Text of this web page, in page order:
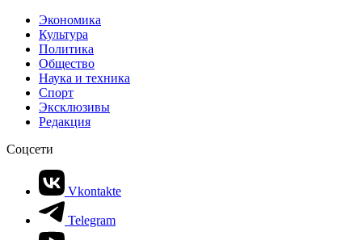
Экономика
Культура
Политика
Общество
Наука и техника
Спорт
Эксклюзивы
Редакция
Соцсети
Vkontakte
Telegram